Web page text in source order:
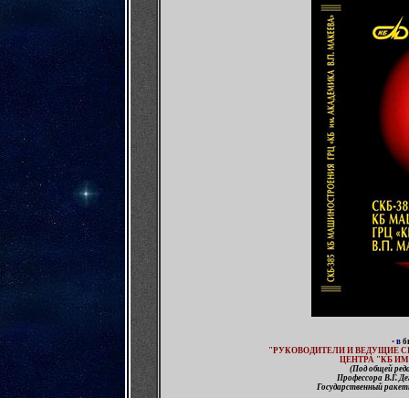
• в
"РУКОВОДИТЕЛИ И ВЕДУЩИЕ
ЦЕНТРА "КБ
(Под общей
Профессора В.Г.
Государственный